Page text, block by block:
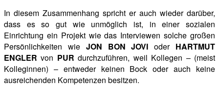
In diesem Zusammenhang spricht er auch wieder darüber,
dass es so gut wie unmöglich ist, in einer sozialen
Einrichtung ein Projekt wie das Interviewen solche großen
Persönlichkeiten wie JON BON JOVI oder HARTMUT
ENGLER von PUR durchzuführen, weil Kollegen – (meist
Kolleginnen) – entweder keinen Bock oder auch keine
ausreichenden Kompetenzen besitzen.